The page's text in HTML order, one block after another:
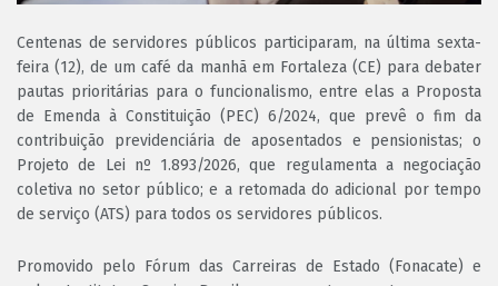
Centenas de servidores públicos participaram, na última sexta-
feira (12), de um café da manhã em Fortaleza (CE) para debater
pautas prioritárias para o funcionalismo, entre elas a Proposta
de Emenda à Constituição (PEC) 6/2024, que prevê o fim da
contribuição previdenciária de aposentados e pensionistas; o
Projeto de Lei nº 1.893/2026, que regulamenta a negociação
coletiva no setor público; e a retomada do adicional por tempo
de serviço (ATS) para todos os servidores públicos.
Promovido pelo Fórum das Carreiras de Estado (Fonacate) e